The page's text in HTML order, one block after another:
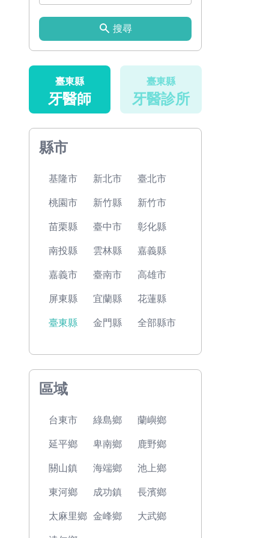
搜尋
臺東縣
牙醫師
臺東縣
牙醫診所
縣市
基隆市 新北市 臺北市
桃園市 新竹縣 新竹市
苗栗縣 臺中市 彰化縣
南投縣 雲林縣 嘉義縣
嘉義市 臺南市 高雄市
屏東縣 宜蘭縣 花蓮縣
臺東縣 金門縣 全部縣市
區域
台東市 綠島鄉 蘭嶼鄉
延平鄉 卑南鄉 鹿野鄉
關山鎮 海端鄉 池上鄉
東河鄉 成功鎮 長濱鄉
太麻里鄉 金峰鄉 大武鄉